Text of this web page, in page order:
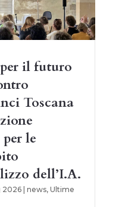
il futuro
Toscana
le
dell’I.A.
2026| news, Ultime